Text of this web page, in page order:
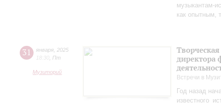
музыкантам-
как опытным,
31 января 2025
18:30 Пт
Музиторий
директора
Встречи в
Год назад
известного